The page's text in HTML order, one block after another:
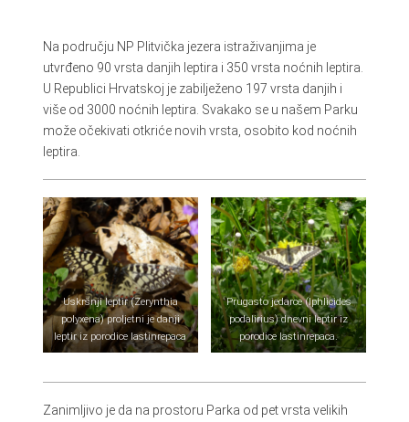
Na području NP Plitvička jezera istraživanjima je
utvrđeno 90 vrsta danjih leptira i 350 vrsta noćnih leptira.
U Republici Hrvatskoj je zabilježeno 197 vrsta danjih i
više od 3000 noćnih leptira. Svakako se u našem Parku
može očekivati otkriće novih vrsta, osobito kod noćnih
leptira.
Uskršnji leptir (Zerynthia
polyxena) proljetni je danji
leptir iz porodice lastinrepaca
Prugasto jedarce (Iphlicides
podalirius) dnevni leptir iz
porodice lastinrepaca.
Zanimljivo je da na prostoru Parka od pet vrsta velikih